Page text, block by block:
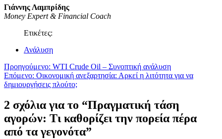
Γιάννης Λαμπρίδης
Money Expert & Financial Coach
Ετικέτες:
Ανάλυση
Πλοήγηση
άρθρων
Προηγούμενο: WTI Crude Oil – Συνοπτική ανάλυση
Επόμενο: Οικονομική ανεξαρτησία: Αρκεί η λιτότητα για να
δημιουργήσεις πλούτο;
2 σχόλια για το “Πραγματική τάση
αγορών: Τι καθορίζει την πορεία πέρα
από τα γεγονότα”